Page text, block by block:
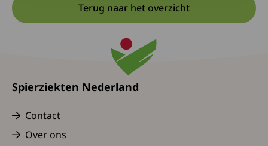
Terug naar het overzicht
Spierziekten Nederland
Contact
Over ons